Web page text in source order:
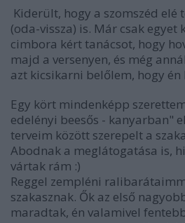
Kiderült, hogy a szomszéd elé
(oda-vissza) is. Már csak
cimbora kért tanácsot, hogy
majd a versenyen, és még
azt kicsikarni belőlem, hogy én
Egy kört mindenképp
edelényi beesős - kanyarban"
terveim között szerepelt a
Abodnak a meglátogatása is,
vártak rám :)
Reggel zempléni
szakasznak. Ők az első
maradtak, én valamivel